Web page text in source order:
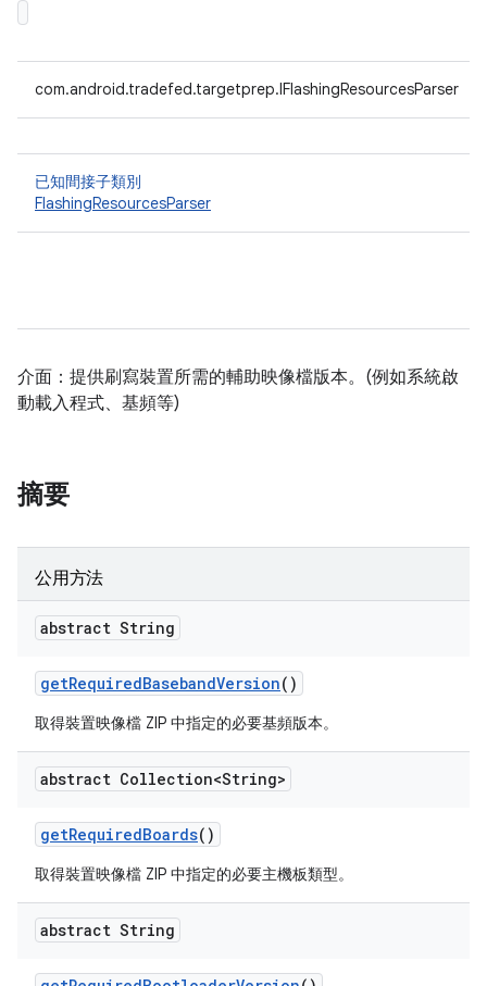
com.android.tradefed.targetprep.IFlashingResourcesParser
已知間接子類別
FlashingResourcesParser
介面：提供刷寫裝置所需的輔助映像檔版本。(例如系統啟
動載入程式、基頻等)
摘要
公用方法
abstract String
getRequiredBasebandVersion()
取得裝置映像檔 ZIP 中指定的必要基頻版本。
abstract Collection<String>
getRequiredBoards()
取得裝置映像檔 ZIP 中指定的必要主機板類型。
abstract String